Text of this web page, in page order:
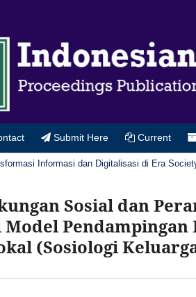
Submit Here Current
Informasi dan Digitalisasi di Era
Sosial dan
(Sosiologi